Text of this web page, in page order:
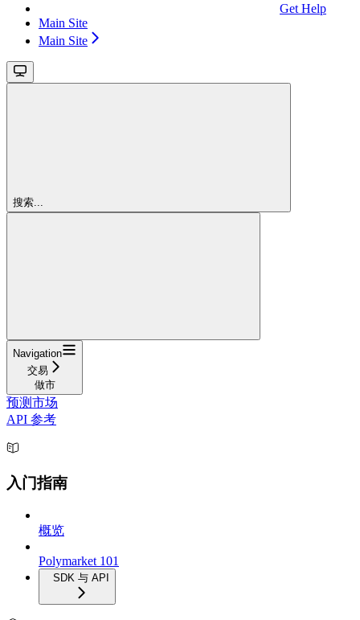
Get Help
Main Site
Main Site
搜索...
Navigation
交易
做市
预测市场
API 参考
入门指南
概览
Polymarket 101
SDK 与 API